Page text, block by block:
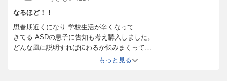
なるほど！！
思春期近くになり 学校生活が辛くなって
きてる ASDの息子に告知も考え購入しました。
どんな風に説明すれば伝わるか悩みまくって
いたところに これだ！と思いいい本に出会えて感謝です。こんなに
もっと見る